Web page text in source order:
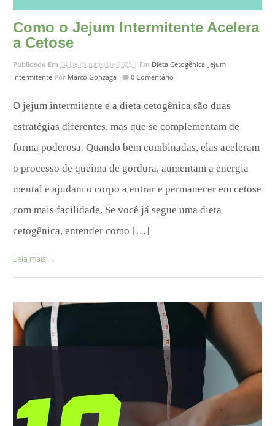
Como o Jejum Intermitente Acelera
a Cetose
Publicado Em 24 De Outubro De 2025 | Em Dieta Cetogênica Jejum
Intermitente Por Marco Gonzaga | 0 Comentário
O jejum intermitente e a dieta cetogênica são duas
estratégias diferentes, mas que se complementam de
forma poderosa. Quando bem combinadas, elas aceleram
o processo de queima de gordura, aumentam a energia
mental e ajudam o corpo a entrar e permanecer em cetose
com mais facilidade. Se você já segue uma dieta
cetogênica, entender como […]
Leia mais →